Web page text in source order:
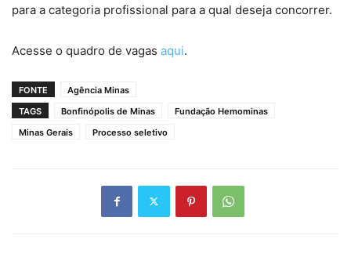
para a categoria profissional para a qual deseja concorrer.
Acesse o quadro de vagas aqui.
FONTE
Agência Minas
TAGS
Bonfinópolis de Minas
Fundação Hemominas
Minas Gerais
Processo seletivo